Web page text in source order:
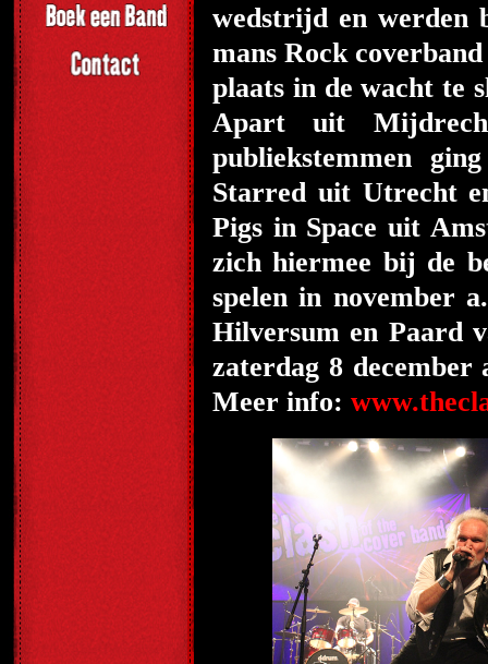
wedstrijd en werden
mans Rock
plaats in de wacht te
Apart uit
publiekstemmen
Starred uit Utrecht
Pigs in Space uit
zich hiermee bij de
spelen in november
Hilversum en Paard
zaterdag 8
Meer info: